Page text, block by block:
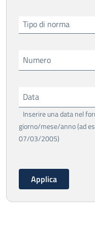
Tipo di norma
Numero
Data
Inserire una data nel
giorno/mese/anno (ad
07/03/2005)